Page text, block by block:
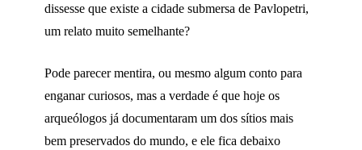
dissesse que existe a cidade submersa de Pavlopetri,
um relato muito semelhante?
Pode parecer mentira, ou mesmo algum conto para
enganar curiosos, mas a verdade é que hoje os
arqueólogos já documentaram um dos sítios mais
bem preservados do mundo, e ele fica debaixo